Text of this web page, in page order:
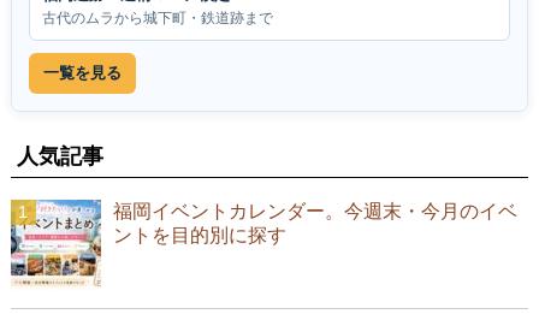
古代のムラから城下町・鉄道跡まで
一覧を見る
人気記事
福岡イベントカレンダー。今週末・今月のイベ
ントを目的別に探す